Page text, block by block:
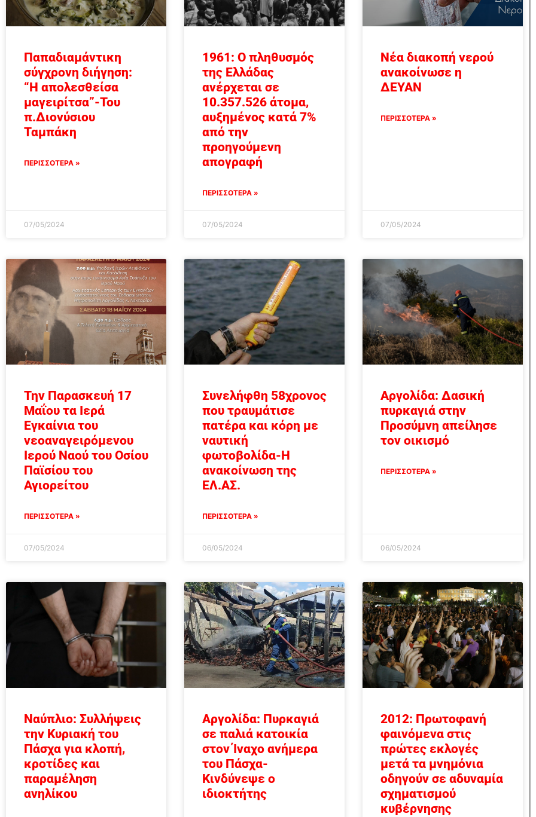
Παπαδιαμάντικη
σύγχρονη διήγηση:
“Η απολεσθείσα
μαγειρίτσα”-Του
π.Διονύσιου
Ταμπάκη
ΠΕΡΙΣΣΟΤΕΡΑ »
07/05/2024
1961: Ο πληθυσμός
της Ελλάδας
ανέρχεται σε
10.357.526 άτομα,
αυξημένος κατά 7%
από την
προηγούμενη
απογραφή
ΠΕΡΙΣΣΟΤΕΡΑ »
07/05/2024
Νέα διακοπή νερού
ανακοίνωσε η
ΔΕΥΑΝ
ΠΕΡΙΣΣΟΤΕΡΑ »
07/05/2024
Την Παρασκευή 17
Μαΐου τα Ιερά
Εγκαίνια του
νεοαναγειρόμενου
Ιερού Ναού του Οσίου
Παϊσίου του
Αγιορείτου
ΠΕΡΙΣΣΟΤΕΡΑ »
07/05/2024
Συνελήφθη 58χρονος
που τραυμάτισε
πατέρα και κόρη με
ναυτική
φωτοβολίδα-Η
ανακοίνωση της
ΕΛ.ΑΣ.
ΠΕΡΙΣΣΟΤΕΡΑ »
06/05/2024
Αργολίδα: Δασική
πυρκαγιά στην
Προσύμνη απείλησε
τον οικισμό
ΠΕΡΙΣΣΟΤΕΡΑ »
06/05/2024
Ναύπλιο: Συλλήψεις
την Κυριακή του
Πάσχα για κλοπή,
κροτίδες και
παραμέληση
ανηλίκου
Αργολίδα: Πυρκαγιά
σε παλιά κατοικία
στον Ίναχο ανήμερα
του Πάσχα-
Κινδύνεψε ο
ιδιοκτήτης
2012: Πρωτοφανή
φαινόμενα στις
πρώτες εκλογές
μετά τα μνημόνια
οδηγούν σε αδυναμία
σχηματισμού
κυβέρνησης